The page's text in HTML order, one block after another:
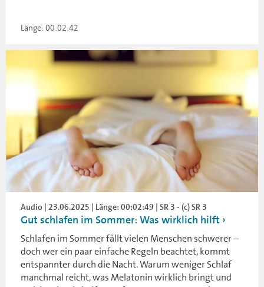
Länge: 00:02:42
Audio | 23.06.2025 | Länge: 00:02:49 | SR 3 - (c) SR 3
Gut schlafen im Sommer: Was wirklich hilft
Schlafen im Sommer fällt vielen Menschen schwerer –
doch wer ein paar einfache Regeln beachtet, kommt
entspannter durch die Nacht. Warum weniger Schlaf
manchmal reicht, was Melatonin wirklich bringt und